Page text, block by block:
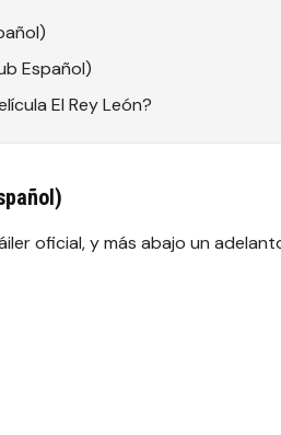
Español)
El Rey León?
oficial, y más abajo un